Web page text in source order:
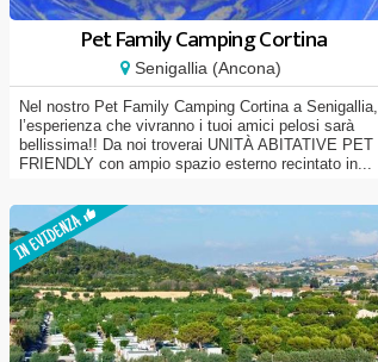
Pet Family Camping Cortina
Senigallia (Ancona)
Nel nostro Pet Family Camping Cortina a Senigallia,
l’esperienza che vivranno i tuoi amici pelosi sarà
bellissima!! Da noi troverai UNITÀ ABITATIVE PET
FRIENDLY con ampio spazio esterno recintato in...